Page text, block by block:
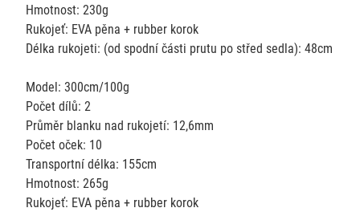
Hmotnost: 230g
Rukojeť: EVA pěna + rubber korok
Délka rukojeti: (od spodní části prutu po střed sedla): 48cm
Model: 300cm/100g
Počet dílů: 2
Průměr blanku nad rukojetí: 12,6mm
Počet oček: 10
Transportní délka: 155cm
Hmotnost: 265g
Rukojeť: EVA pěna + rubber korok